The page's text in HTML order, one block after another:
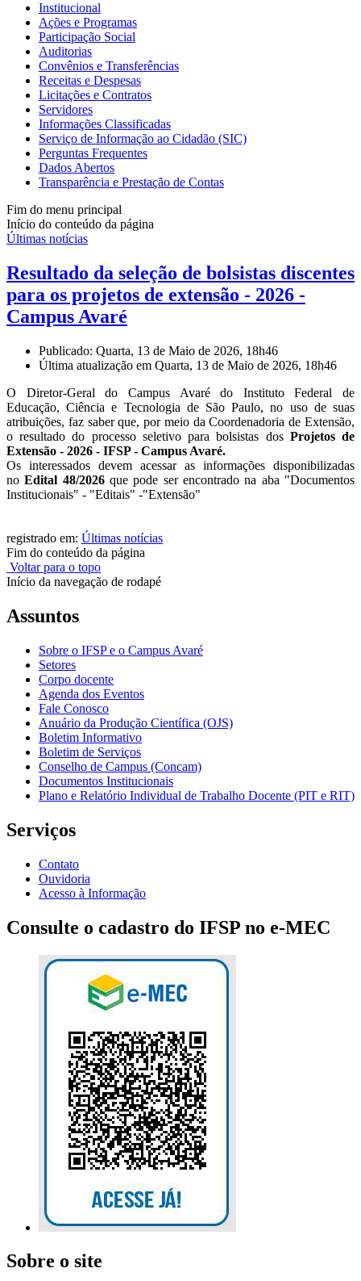
Institucional
Ações e Programas
Participação Social
Auditorias
Convênios e Transferências
Receitas e Despesas
Licitações e Contratos
Servidores
Informações Classificadas
Serviço de Informação ao Cidadão (SIC)
Perguntas Frequentes
Dados Abertos
Transparência e Prestação de Contas
Fim do menu principal
Início do conteúdo da página
Últimas notícias
Resultado da seleção de bolsistas discentes
para os projetos de extensão - 2026 -
Campus Avaré
Publicado: Quarta, 13 de Maio de 2026, 18h46
Última atualização em Quarta, 13 de Maio de 2026, 18h46
O Diretor-Geral do Campus Avaré do Instituto Federal de
Educação, Ciência e Tecnologia de São Paulo, no uso de suas
atribuições, faz saber que, por meio da Coordenadoria de Extensão,
o resultado do processo seletivo para bolsistas dos Projetos de
Extensão - 2026 - IFSP - Campus Avaré.
Os interessados devem acessar as informações disponibilizadas
noEdital 48/2026que pode ser encontrado na aba "Documentos
Institucionais" - "Editais" -"Extensão"
registrado em: Últimas notícias
Fim do conteúdo da página
Voltar para o topo
Início da navegação de rodapé
Assuntos
Sobre o IFSP e o Campus Avaré
Setores
Corpo docente
Agenda dos Eventos
Fale Conosco
Anuário da Produção Científica (OJS)
Boletim Informativo
Boletim de Serviços
Conselho de Campus (Concam)
Documentos Institucionais
Plano e Relatório Individual de Trabalho Docente (PIT e RIT)
Serviços
Contato
Ouvidoria
Acesso à Informação
Consulte o cadastro do IFSP no e-MEC
Sobre o site